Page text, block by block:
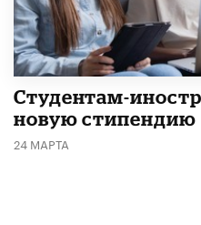
Студентам-
новую стипендию
24 МАРТА